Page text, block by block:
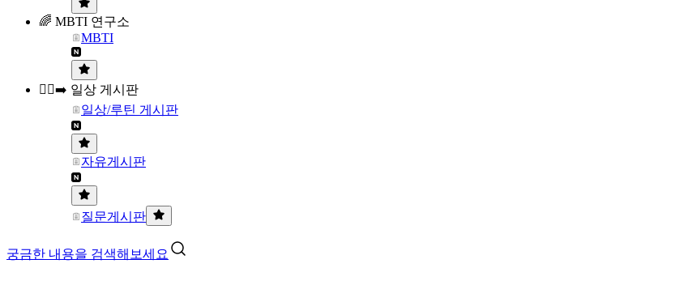
🌈 MBTI 연구소
MBTI
🏃‍♀️‍➡️ 일상 게시판
일상/루틴 게시판
자유게시판
질문게시판
궁금한 내용을 검색해보세요